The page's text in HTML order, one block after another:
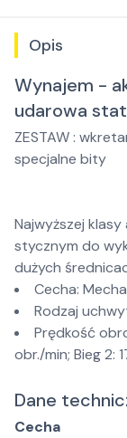
Opis
Wynajem -
udarowa
ZESTAW :
specjalne bity
Najwyższej
stycznym do
dużych
Cecha:
Rodzaj
Prędkość
obr./min; Bieg 2:
Dane
Cecha